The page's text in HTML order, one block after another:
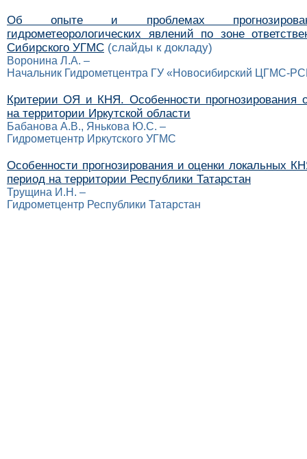
Об опыте и проблемах
гидрометеорологических явлений по зоне
Сибирского УГМС (слайды к докладу)
Воронина Л.А. –
Начальник Гидрометцентра ГУ «Новосибирский ЦГМС-
Критерии ОЯ и КНЯ. Особенности прогнозирования
на территории Иркутской области
Бабанова А.В., Янькова Ю.С. –
Гидрометцентр Иркутского УГМС
Особенности прогнозирования и оценки локальных
период на территории Республики Татарстан
Трущина И.Н. –
Гидрометцентр Республики Татарстан